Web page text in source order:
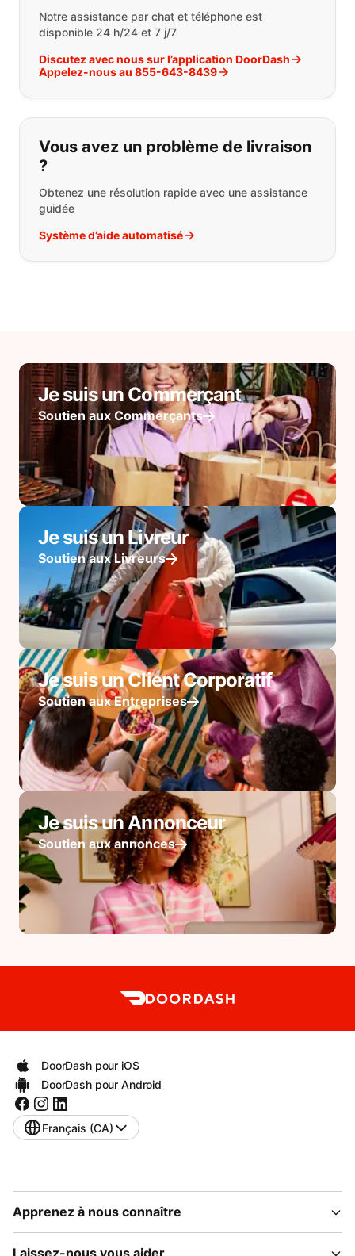
Notre assistance par chat et téléphone est
disponible 24 h/24 et 7 j/7
Discutez avec nous sur l’application DoorDash
Appelez-nous au 855-643-8439
Vous avez un problème de livraison
?
Obtenez une résolution rapide avec une assistance
guidée
Système d’aide automatisé
Je suis un Commerçant
Soutien aux Commerçants
Je suis un Livreur
Soutien aux Livreurs
Je suis un Client Corporatif
Soutien aux Entreprises
Je suis un Annonceur
Soutien aux annonces
DoorDash pour iOS
DoorDash pour Android
Français (CA)
Apprenez à nous connaître
Laissez-nous vous aider